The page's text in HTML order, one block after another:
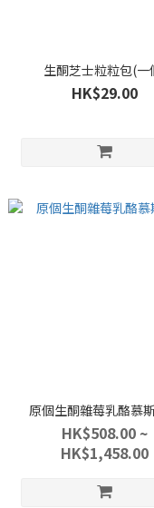
生酮芝士粒粒包(一
HK$29.00
原個生酮雜莓乳酪慕
HK$508.00 ~
HK$1,458.00